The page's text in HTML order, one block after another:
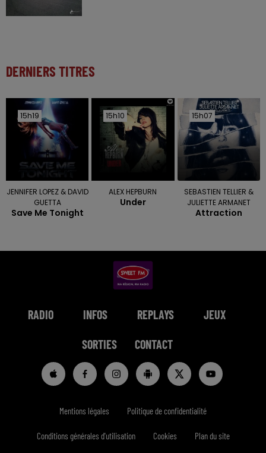
DERNIERS TITRES
15h19
15h19
JENNIFER LOPEZ & DAVID
GUETTA
Save Me Tonight
15h10
15h10
ALEX HEPBURN
Under
15h07
15h07
SEBASTIEN TELLIER &
JULIETTE ARMANET
Attraction
RADIO INFOS REPLAYS JEUX
SORTIES CONTACT
Mentions légales Politique de confidentialité
Conditions générales d'utilisation Cookies Plan du site